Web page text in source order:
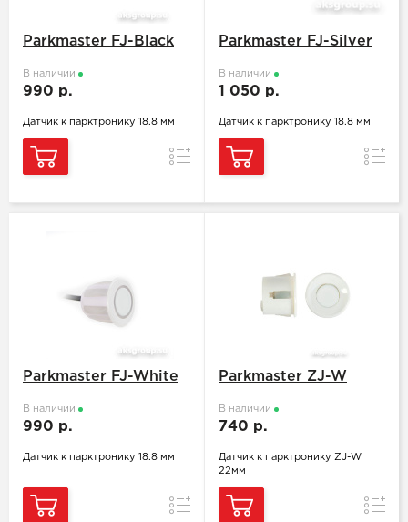
Parkmaster FJ-Black
В наличии
990 р.
Датчик к парктронику 18.8 мм
Сравнение
Parkmaster FJ-Silver
В наличии
1 050 р.
Датчик к парктронику 18.8 мм
Parkmaster FJ-White
В наличии
990 р.
Датчик к парктронику 18.8 мм
Сравнение
Parkmaster ZJ-W
В наличии
740 р.
Датчик к парктронику ZJ-W
22мм